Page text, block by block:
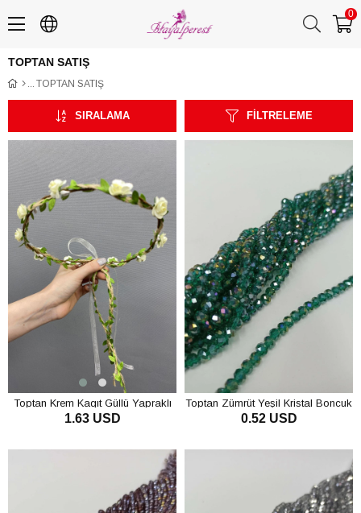
0
TOPTAN SATIŞ
TOPTAN SATIŞ
FILTRELEME
SIRALAMA
Toptan Krem Kagıt Güllü Yapraklı
Nedime Tacı ve Hediyelik Çocuk
1.63 USD
Toptan Zümrüt Yeşil Kristal Boncuk
6 mm
0.52 USD